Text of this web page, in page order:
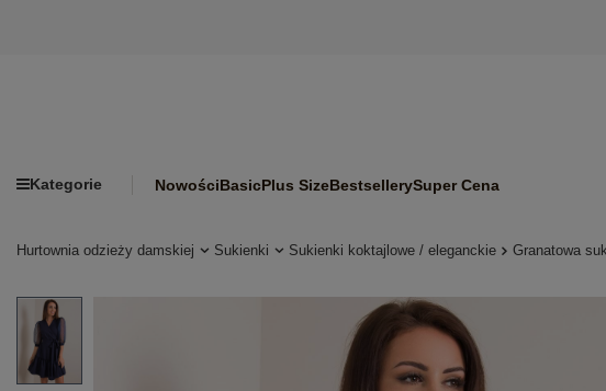
Kategorie NowościBasicPlus SizeBestsellerySuper Cena
Hurtownia odzieży damskiej Sukienki Sukienki koktajlowe / eleganckie Granatowa